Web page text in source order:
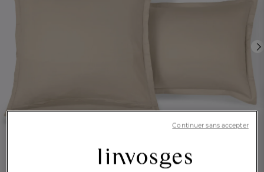
Continuer sans accepter